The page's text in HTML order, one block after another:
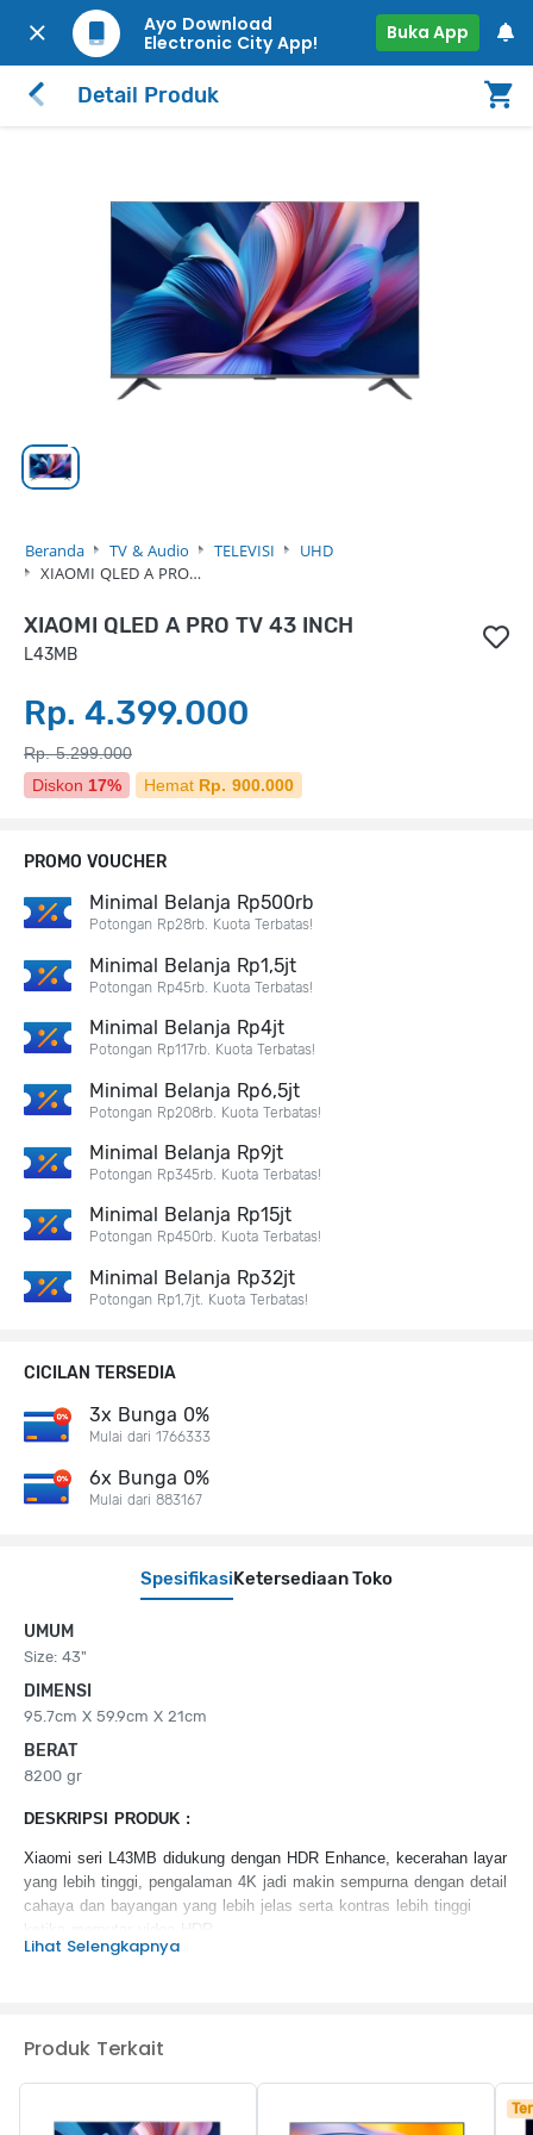
Ayo Download
Electronic City App!
Buka App
Detail Produk
Beranda TV & Audio TELEVISI
UHD
XIAOMI QLED A PRO…
XIAOMI QLED A PRO TV 43 INCH
L43MB
Rp. 4.399.000
Rp. 5.299.000
Diskon 17% Hemat Rp. 900.000
SpesifikasiKetersediaan Toko
UMUM
Size: 43"
DIMENSI
95.7cm X 59.9cm X 21cm
BERAT
8200 gr
DESKRIPSI PRODUK :
Xiaomi seri L43MB didukung dengan HDR Enhance, kecerahan layar
yang lebih tinggi, pengalaman 4K jadi makin sempurna dengan detail
cahaya dan bayangan yang lebih jelas serta kontras lebih tinggi
ketika memutar video HDR
4K ultra high definition
Lihat Selengkapnya
PROMO VOUCHER
Minimal Belanja Rp500rb
Potongan Rp28rb. Kuota Terbatas!
Minimal Belanja Rp1,5jt
Potongan Rp45rb. Kuota Terbatas!
Minimal Belanja Rp4jt
Potongan Rp117rb. Kuota Terbatas!
Minimal Belanja Rp6,5jt
Potongan Rp208rb. Kuota Terbatas!
Minimal Belanja Rp9jt
Potongan Rp345rb. Kuota Terbatas!
Minimal Belanja Rp15jt
Potongan Rp450rb. Kuota Terbatas!
Minimal Belanja Rp32jt
Potongan Rp1,7jt. Kuota Terbatas!
CICILAN TERSEDIA
3x Bunga 0%
Mulai dari 1766333
6x Bunga 0%
Mulai dari 883167
Produk Terkait